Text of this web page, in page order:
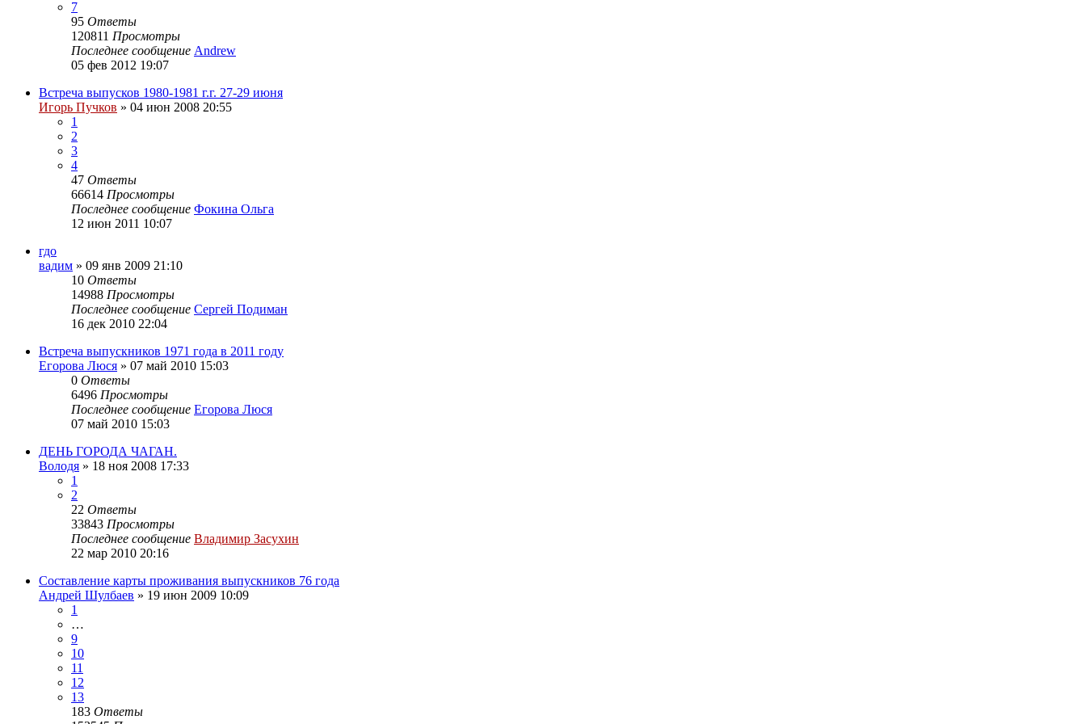
7
95 Ответы
120811 Просмотры
Последнее сообщение Andrew
05 фев 2012 19:07
Встреча выпусков 1980-1981 г.г. 27-29 июня
Игорь Пучков » 04 июн 2008 20:55
1
2
3
4
47 Ответы
66614 Просмотры
Последнее сообщение Фокина Ольга
12 июн 2011 10:07
гдо
вадим » 09 янв 2009 21:10
10 Ответы
14988 Просмотры
Последнее сообщение Сергей Подиман
16 дек 2010 22:04
Встреча выпускников 1971 года в 2011 году
Егорова Люся » 07 май 2010 15:03
0 Ответы
6496 Просмотры
Последнее сообщение Егорова Люся
07 май 2010 15:03
ДЕНЬ ГОРОДА ЧАГАН.
Володя » 18 ноя 2008 17:33
1
2
22 Ответы
33843 Просмотры
Последнее сообщение Владимир Засухин
22 мар 2010 20:16
Составление карты проживания выпускников 76 года
Андрей Шулбаев » 19 июн 2009 10:09
1
…
9
10
11
12
13
183 Ответы